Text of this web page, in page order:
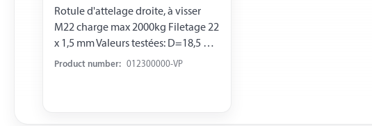
Rotule d'attelage droite, à visser
M22 charge max 2000kg Filetage 22
x 1,5 mm Valeurs testées: D=18,5 KN
S=150 kg Longueur filetage 45 mm
Product number: 012300000-VP